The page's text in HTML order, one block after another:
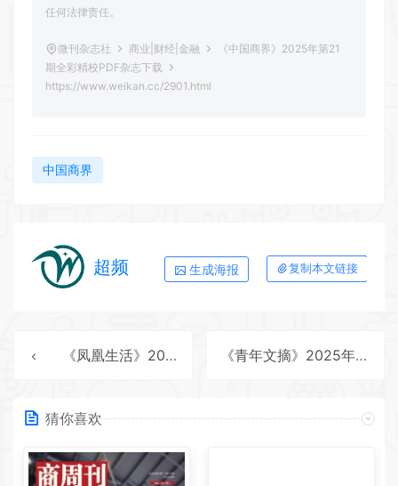
任何法律责任。
微刊杂志社 商业|财经|金融
《中国商界》2025年第21
期全彩精校PDF杂志下载
https://www.weikan.cc/2901.html
中国商界
超频 生成海报 复制本文链接
《凤凰生活》2025年第12期全彩精校PDF杂志下载 《青年文摘》2025年第21期全彩精校PDF杂志下载
猜你喜欢